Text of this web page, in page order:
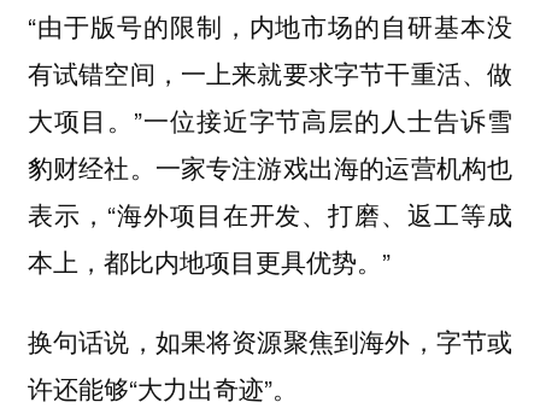
“由于版号的限制，内地市场的自研基本没
有试错空间，一上来就要求字节干重活、做
大项目。”一位接近字节高层的人士告诉雪
豹财经社。一家专注游戏出海的运营机构也
表示，“海外项目在开发、打磨、返工等成
本上，都比内地项目更具优势。”
换句话说，如果将资源聚焦到海外，字节或
许还能够“大力出奇迹”。